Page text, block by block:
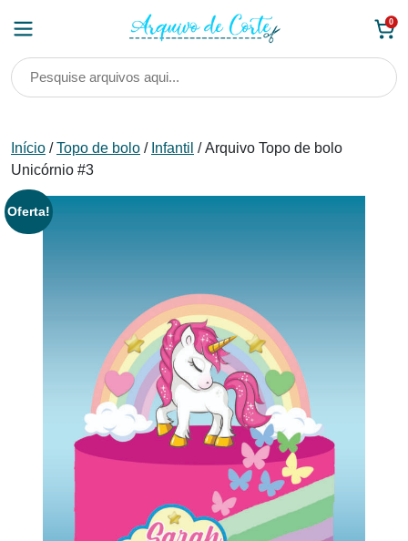
0
Início /Topo de bolo / Infantil / Arquivo Topo de bolo
Unicórnio #3
Oferta!